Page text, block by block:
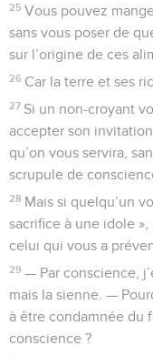
25 Vous pouvez
sans vous poser de
sur l’origine de ces
26 Car la terre et ses
27 Si un non-croyant
accepter son
qu’on vous servira,
scrupule de
28 Mais si quelqu’un
sacrifice à une idole »,
celui qui vous a
29 — Par conscience,
mais la sienne. —
à être condamnée du
conscience ?